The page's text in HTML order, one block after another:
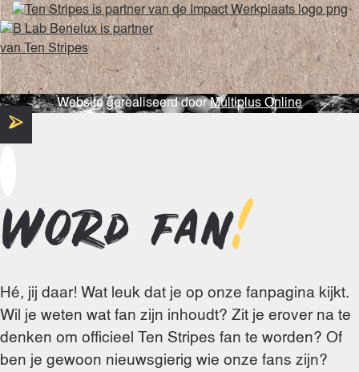
Website gerealiseerd doorMultiplus Online
Word fan!
Hé, jij daar! Wat leuk dat je op onze fanpagina kijkt.
Wil je weten wat fan zijn inhoudt? Zit je erover na te
denken om officieel Ten Stripes fan te worden? Of
ben je gewoon nieuwsgierig wie onze fans zijn?